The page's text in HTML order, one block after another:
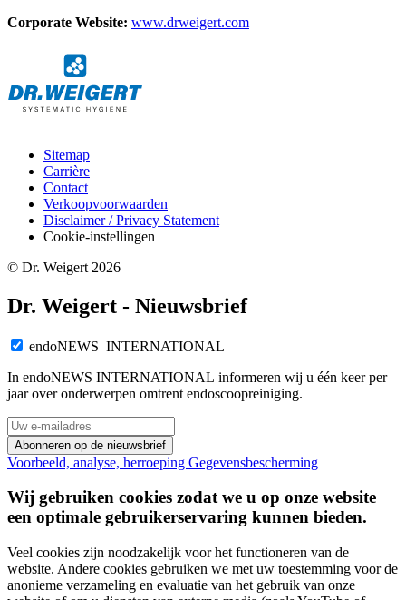
Corporate Website: www.drweigert.com
Sitemap
Carrière
Contact
Verkoopvoorwaarden
Disclaimer / Privacy Statement
Cookie-instellingen
© Dr. Weigert 2026
Dr. Weigert - Nieuwsbrief
endoNEWS INTERNATIONAL
In endoNEWS INTERNATIONAL informeren wij u één keer per
jaar over onderwerpen omtrent endoscoopreiniging.
Abonneren op de nieuwsbrief
Voorbeeld, analyse, herroeping Gegevensbescherming
Wij gebruiken cookies zodat we u op onze website
een optimale gebruikerservaring kunnen bieden.
Veel cookies zijn noodzakelijk voor het functioneren van de
website. Andere cookies gebruiken we met uw toestemming voor de
anonieme verzameling en evaluatie van het gebruik van onze